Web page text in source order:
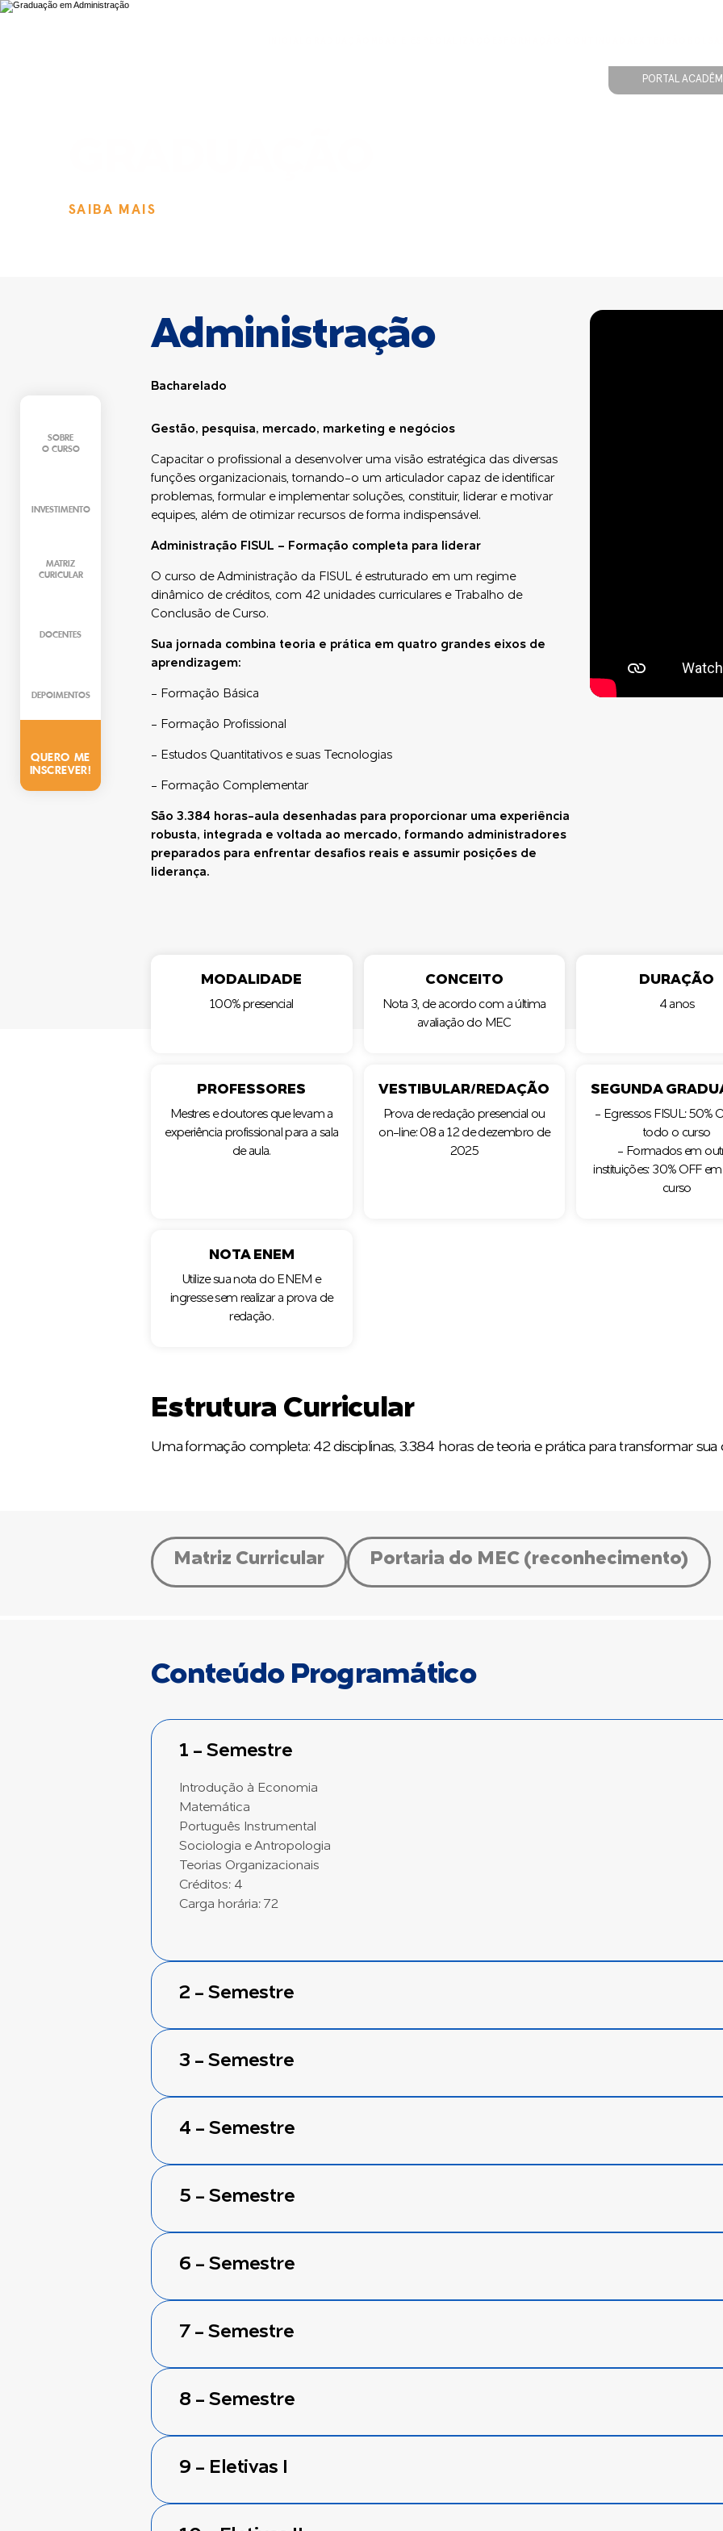
PORTAL
SAIBA MAIS
SOBRE
O CURSO
INVESTIMENTO
MATRIZ
CURICULAR
DOCENTES
DEPOIMENTOS
QUERO ME
INSCREVER!
Administração
Bacharelado
Gestão, pesquisa, mercado, marketing e negócios
Capacitar o profissional a desenvolver uma visão estratégica das diversas
funções organizacionais, tornando-o um articulador capaz de identificar
problemas, formular e implementar soluções, constituir, liderar e motivar
equipes, além de otimizar recursos de forma indispensável.
Administração FISUL – Formação completa para liderar
O curso de Administração da FISUL é estruturado em um regime
dinâmico de créditos, com 42 unidades curriculares e Trabalho de
Conclusão de Curso.
Sua jornada combina teoria e prática em quatro grandes eixos de
aprendizagem:
- Formação Básica
- Formação Profissional
- Estudos Quantitativos e suas Tecnologias
- Formação Complementar
São 3.384 horas-aula desenhadas para proporcionar uma experiência
robusta, integrada e voltada ao mercado, formando administradores
preparados para enfrentar desafios reais e assumir posições de
liderança.
MODALIDADE
100% presencial
CONCEITO
Nota 3, de acordo com a última
avaliação do MEC
DURAÇÃO
4 anos
PROFESSORES
Mestres e doutores que levam a
experiência profissional para a sala
de aula.
VESTIBULAR/REDAÇÃO
Prova de redação presencial ou
on-line: 08 a 12 de dezembro de
2025
SEGUNDA
- Egressos FISUL: 50%
todo o curso
- Formados em
instituições: 30% OFF
curso
NOTA ENEM
Utilize sua nota do ENEM e
ingresse sem realizar a prova de
redação.
Estrutura Curricular
Uma formação completa: 42 disciplinas, 3.384 horas de teoria e prática para transformar sua
Matriz Curricular Portaria do MEC (reconhecimento)
Conteúdo Programático
1 - Semestre
Introdução à Economia
Matemática
Português Instrumental
Sociologia e Antropologia
Teorias Organizacionais
Créditos: 4
Carga horária: 72
2 - Semestre
3 - Semestre
4 - Semestre
5 - Semestre
6 - Semestre
7 - Semestre
8 - Semestre
9 - Eletivas I